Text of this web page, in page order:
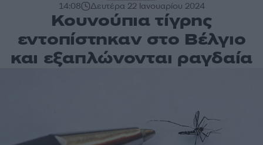
14:08 Δευτέρα 22 Ιανουαρίου 2024
Κουνούπια τίγρης
εντοπίστηκαν στο Βέλγιο
και εξαπλώνονται ραγδαία